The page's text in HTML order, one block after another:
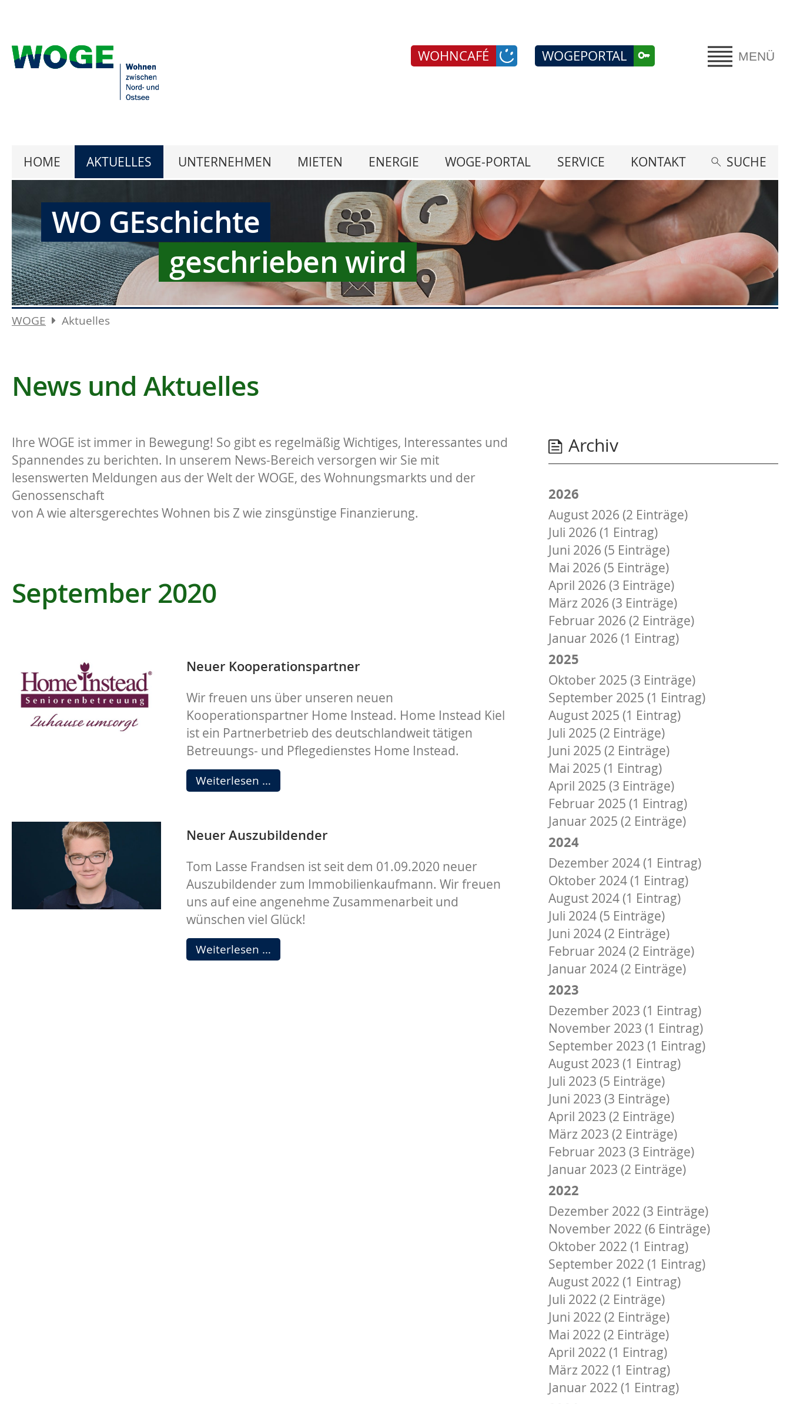
MENÜ
WOGEPORTAL
WOHNCAFÉ
HOME AKTUELLES UNTERNEHMEN MIETEN ENERGIE WOGE-PORTAL SERVICE KONTAKT SUCHE
WO GEschichte
geschrieben wird
WOGE Aktuelles
News und Aktuelles
Ihre WOGE ist immer in Bewegung! So gibt es regelmäßig Wichtiges, Interessantes und
Spannendes zu berichten. In unserem News-Bereich versorgen wir Sie mit
lesenswerten Meldungen aus der Welt der WOGE, des Wohnungsmarkts und der
Genossenschaft
von A wie altersgerechtes Wohnen bis Z wie zinsgünstige Finanzierung.
September 2020
Neuer Kooperationspartner
Wir freuen uns über unseren neuen
Kooperationspartner Home Instead. Home Instead Kiel
ist ein Partnerbetrieb des deutschlandweit tätigen
Betreuungs- und Pflegedienstes Home Instead.
Weiterlesen … Neuer
Kooperationspartner
Neuer Auszubildender
Tom Lasse Frandsen ist seit dem 01.09.2020 neuer
Auszubildender zum Immobilienkaufmann. Wir freuen
uns auf eine angenehme Zusammenarbeit und
wünschen viel Glück!
Weiterlesen … Neuer
Auszubildender
Archiv
2026
August 2026 (2 Einträge)
Juli 2026 (1 Eintrag)
Juni 2026 (5 Einträge)
Mai 2026 (5 Einträge)
April 2026 (3 Einträge)
März 2026 (3 Einträge)
Februar 2026 (2 Einträge)
Januar 2026 (1 Eintrag)
2025
Oktober 2025 (3 Einträge)
September 2025 (1 Eintrag)
August 2025 (1 Eintrag)
Juli 2025 (2 Einträge)
Juni 2025 (2 Einträge)
Mai 2025 (1 Eintrag)
April 2025 (3 Einträge)
Februar 2025 (1 Eintrag)
Januar 2025 (2 Einträge)
2024
Dezember 2024 (1 Eintrag)
Oktober 2024 (1 Eintrag)
August 2024 (1 Eintrag)
Juli 2024 (5 Einträge)
Juni 2024 (2 Einträge)
Februar 2024 (2 Einträge)
Januar 2024 (2 Einträge)
2023
Dezember 2023 (1 Eintrag)
November 2023 (1 Eintrag)
September 2023 (1 Eintrag)
August 2023 (1 Eintrag)
Juli 2023 (5 Einträge)
Juni 2023 (3 Einträge)
April 2023 (2 Einträge)
März 2023 (2 Einträge)
Februar 2023 (3 Einträge)
Januar 2023 (2 Einträge)
2022
Dezember 2022 (3 Einträge)
November 2022 (6 Einträge)
Oktober 2022 (1 Eintrag)
September 2022 (1 Eintrag)
August 2022 (1 Eintrag)
Juli 2022 (2 Einträge)
Juni 2022 (2 Einträge)
Mai 2022 (2 Einträge)
April 2022 (1 Eintrag)
März 2022 (1 Eintrag)
Januar 2022 (1 Eintrag)